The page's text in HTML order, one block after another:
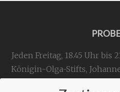
Jeden Freitag, 18.45 Uhr bis
Königin-Olga-Stifts,